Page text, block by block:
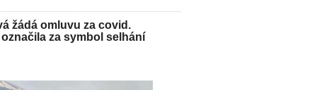
žádá omluvu za covid.
za symbol selhání